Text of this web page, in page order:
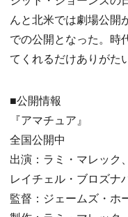
んと北米では劇場公開
での公開となった。時
てくれるだけありがた
■公開情報
『アマチュア』
全国公開中
出演：ラミ・マレック
レイチェル・ブロズナ
監督：ジェームズ・ホ